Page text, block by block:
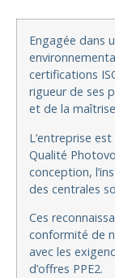
Engagée dans
certifications
rigueur de ses
et de la
L’entreprise
Qualité
conception,
des centrales
Ces
conformité de
avec les
d’offres PPE2.